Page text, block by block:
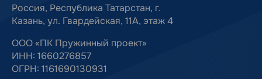
Россия, Республика Татарстан, г.
Казань, ул. Гвардейская, 11А, этаж 4
ООО «ПК Пружинный проект»
ИНН: 1660276857
ОГРН: 1161690130931